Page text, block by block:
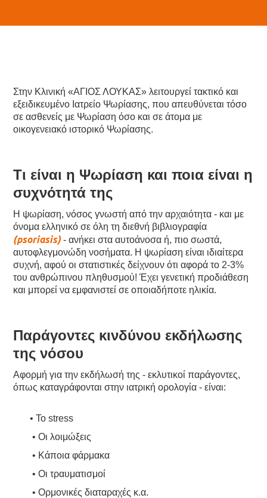
Στην Κλινική «ΑΓΙΟΣ ΛΟΥΚΑΣ» λειτουργεί τακτικό και
εξειδικευμένο Ιατρείο Ψωρίασης, που απευθύνεται τόσο
σε ασθενείς με Ψωρίαση όσο και σε άτομα με
οικογενειακό ιστορικό Ψωρίασης.
Τι είναι η Ψωρίαση και ποια είναι η
συχνότητά της
Η ψωρίαση, νόσος γνωστή από την αρχαιότητα - και με
όνομα ελληνικό σε όλη τη διεθνή βιβλιογραφία
(psoriasis) - ανήκει στα αυτοάνοσα ή, πιο σωστά,
αυτοφλεγμονώδη νοσήματα. Η ψωρίαση είναι ιδιαίτερα
συχνή, αφού οι στατιστικές δείχνουν ότι αφορά το 2-3%
του ανθρώπινου πληθυσμού! Έχει γενετική προδιάθεση
και μπορεί να εμφανιστεί σε οποιαδήποτε ηλικία.
Παράγοντες κινδύνου εκδήλωσης
της νόσου
Αφορμή για την εκδήλωσή της - εκλυτικοί παράγοντες,
όπως καταγράφονται στην ιατρική ορολογία - είναι:
• Το stress
• Οι λοιμώξεις
• Κάποια φάρμακα
• Οι τραυματισμοί
• Ορμονικές διαταραχές κ.α.